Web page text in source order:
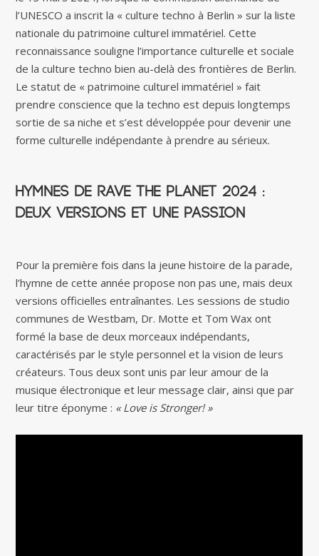
l’UNESCO a inscrit la « culture techno à Berlin » sur la liste
nationale du patrimoine culturel immatériel. Cette
reconnaissance souligne l’importance culturelle et sociale
de la culture techno bien au-delà des frontières de Berlin.
Le statut de « patrimoine culturel immatériel » fait
prendre conscience que la techno est depuis longtemps
sortie de sa niche et s’est développée pour devenir une
forme culturelle indépendante à prendre au sérieux.
Hymnes de Rave The Planet 2024 :
Deux versions et une passion
Pour la première fois dans la jeune histoire de la parade,
l’hymne de cette année propose non pas une, mais deux
versions officielles entraînantes. Les sessions de studio
communes de Westbam, Dr. Motte et Tom Wax ont
formé la base de deux morceaux indépendants,
caractérisés par le style personnel et la vision de leurs
créateurs. Tous deux sont unis par leur amour de la
musique électronique et leur message clair, ainsi que par
leur titre éponyme : « Love is Stronger! »